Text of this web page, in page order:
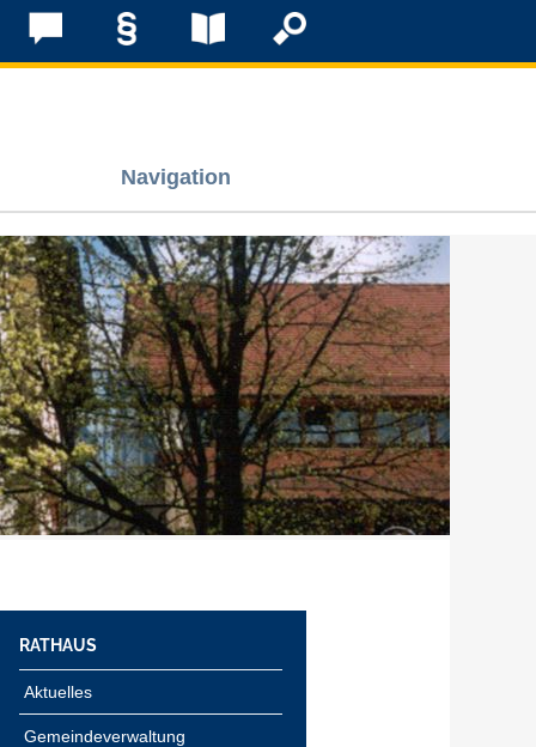
Navigation
RATHAUS
Aktuelles
Gemeindeverwaltung